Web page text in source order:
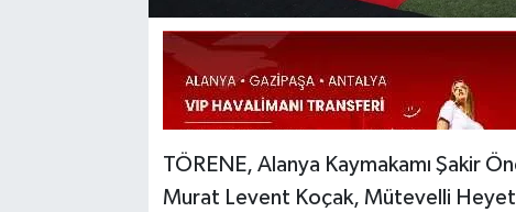
TÖRENE, Alanya Kaymakamı Şakir
Murat Levent Koçak, Mütevelli Heyet